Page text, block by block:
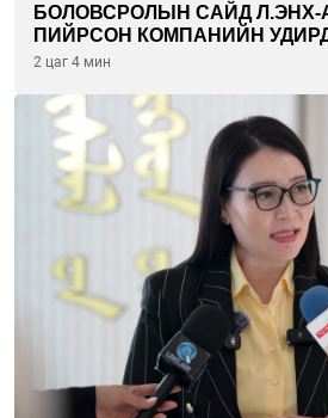
БОЛОВСРОЛЫН САЙД Л.ЭНХ-
ПИЙРСОН КОМПАНИЙН
УУЛЗЛАА
2 цаг 4 мин